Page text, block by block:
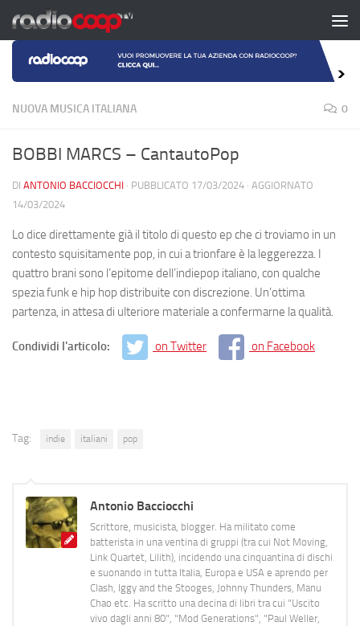
Salta al contenuto
NUOVA MUSICA ITALIANA 0
BOBBI MARCS – CantautoPop
DI ANTONIO BACCIOCCHI · PUBBLICATO 17/03/2024 · AGGIORNATO
14/03/2024
Lo dice direttamente già il titolo di questo ep che ci troviamo in un
contesto squisitamente pop, in cui a trionfare è la leggerezza. I
quattro brani sono l’epitome dell’indiepop italiano, con qualche
spezia funk e hip hop distribuite con discrezione. Un’ottima
partenza, in attesa di ulteriore materiale a confermarne la qualità.
Condividi l'articolo: on Twitter on Facebook
Tag: indie italiani pop
Antonio Bacciocchi
Scrittore, musicista, blogger. Ha militato come
batterista in una ventina di gruppi (tra cui Not Moving,
Link Quartet, Lilith), incidendo una cinquantina di dischi
e suonando in tutta Italia, Europa e USA e aprendo per
Clash, Iggy and the Stooges, Johnny Thunders, Manu
Chao etc. Ha scritto una decina di libri tra cui "Uscito
vivo dagli anni 80", "Mod Generations", "Paul Weller,